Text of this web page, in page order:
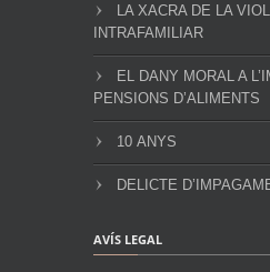
LA XACRA DE LA
INTRAFAMILIAR
EL DANY MORAL A
PENSIONS D’ALIMENTS
10 ANYS
DELICTE
AVÍS LEGAL